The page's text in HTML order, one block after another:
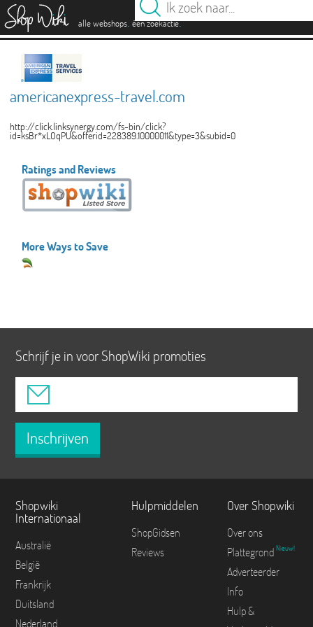
alle webshops. één zoekactie.
americanexpress-travel.com
http://click.linksynergy.com/fs-bin/click?
id=ksBr*xLOqPU&offerid=228389.10000011&type=3&subid=0
Ratings and Reviews
More Ways to Save
Schrijf je in voor ShopWiki promoties
Inschrijven
Shopwiki
Internationaal
Australië
België
Frankrijk
Duitsland
Nederland
Hulpmiddelen
ShopGidsen
Reviews
Over Shopwiki
Over ons
Plattegrond Nieuw!
Adverteerder
Info
Hulp &